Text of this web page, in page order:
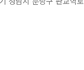
해 설명합니다. 그럼
펴보겠습니다. 1..